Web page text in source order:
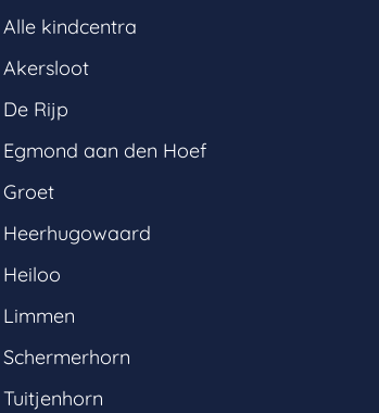
Alle kindcentra
Akersloot
De Rijp
Egmond aan den Hoef
Groet
Heerhugowaard
Heiloo
Limmen
Schermerhorn
Tuitjenhorn